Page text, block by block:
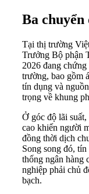
Ba
Tại thị trường
Trưởng Bộ phận
2026 đang
trường, bao gồm
tín dụng và
trọng về khung
Ở góc độ lãi
cao khiến người
đồng thời dịch
Song song đó,
thống ngân hàng
nghiệp phải chủ
bạch.